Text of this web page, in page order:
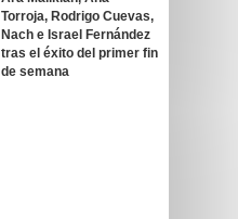
Torroja, Rodrigo Cuevas,
Nach e Israel Fernández
tras el éxito del primer fin
de semana